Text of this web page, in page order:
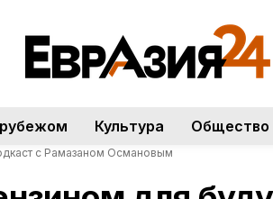
Культура Общество
с Рамазаном Османовым